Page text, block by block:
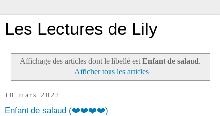
Les Lectures de Lily
Affichage des articles dont le libellé est Enfant de salaud.
Afficher tous les articles
10 mars 2022
Enfant de salaud (❤️❤️❤️❤️)